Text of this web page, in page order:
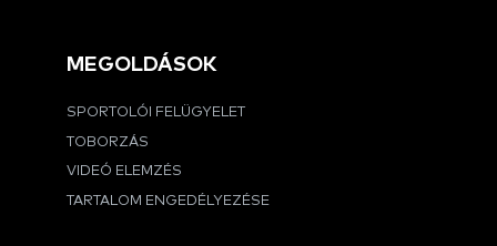
MEGOLDÁSOK
SPORTOLÓI FELÜGYELET
TOBORZÁS
VIDEÓ ELEMZÉS
TARTALOM ENGEDÉLYEZÉSE